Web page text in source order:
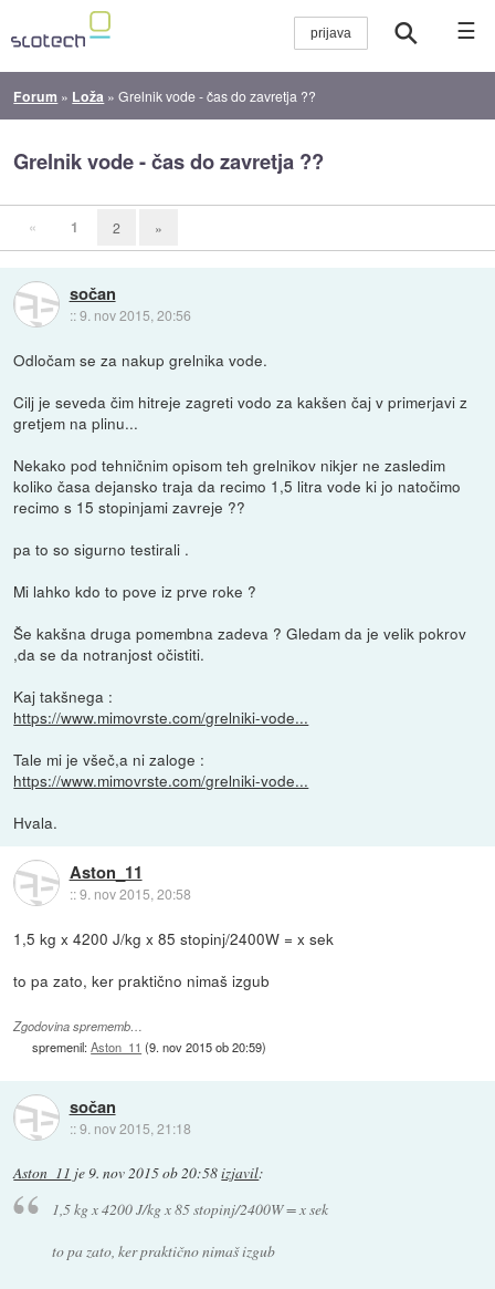
☰
Forum » Loža »Grelnik vode - čas do zavretja ??
Grelnik vode - čas do zavretja ??
« 1 2 »
sočan
::9. nov 2015, 20:56
Odločam se za nakup grelnika vode.
Cilj je seveda čim hitreje zagreti vodo za kakšen čaj v primerjavi z
gretjem na plinu...
Nekako pod tehničnim opisom teh grelnikov nikjer ne zasledim
koliko časa dejansko traja da recimo 1,5 litra vode ki jo natočimo
recimo s 15 stopinjami zavreje ??
pa to so sigurno testirali .
Mi lahko kdo to pove iz prve roke ?
Še kakšna druga pomembna zadeva ? Gledam da je velik pokrov
,da se da notranjost očistiti.
Kaj takšnega :
https://www.mimovrste.com/grelniki-vode...
Tale mi je všeč,a ni zaloge :
https://www.mimovrste.com/grelniki-vode...
Hvala.
Aston_11
::9. nov 2015, 20:58
1,5 kg x 4200 J/kg x 85 stopinj/2400W = x sek
to pa zato, ker praktično nimaš izgub
Zgodovina sprememb…
spremenil:Aston_11 (9. nov 2015 ob 20:59)
sočan
::9. nov 2015, 21:18
Aston_11 je9. nov 2015 ob 20:58izjavil:
1,5 kg x 4200 J/kg x 85 stopinj/2400W = x sek
to pa zato, ker praktično nimaš izgub